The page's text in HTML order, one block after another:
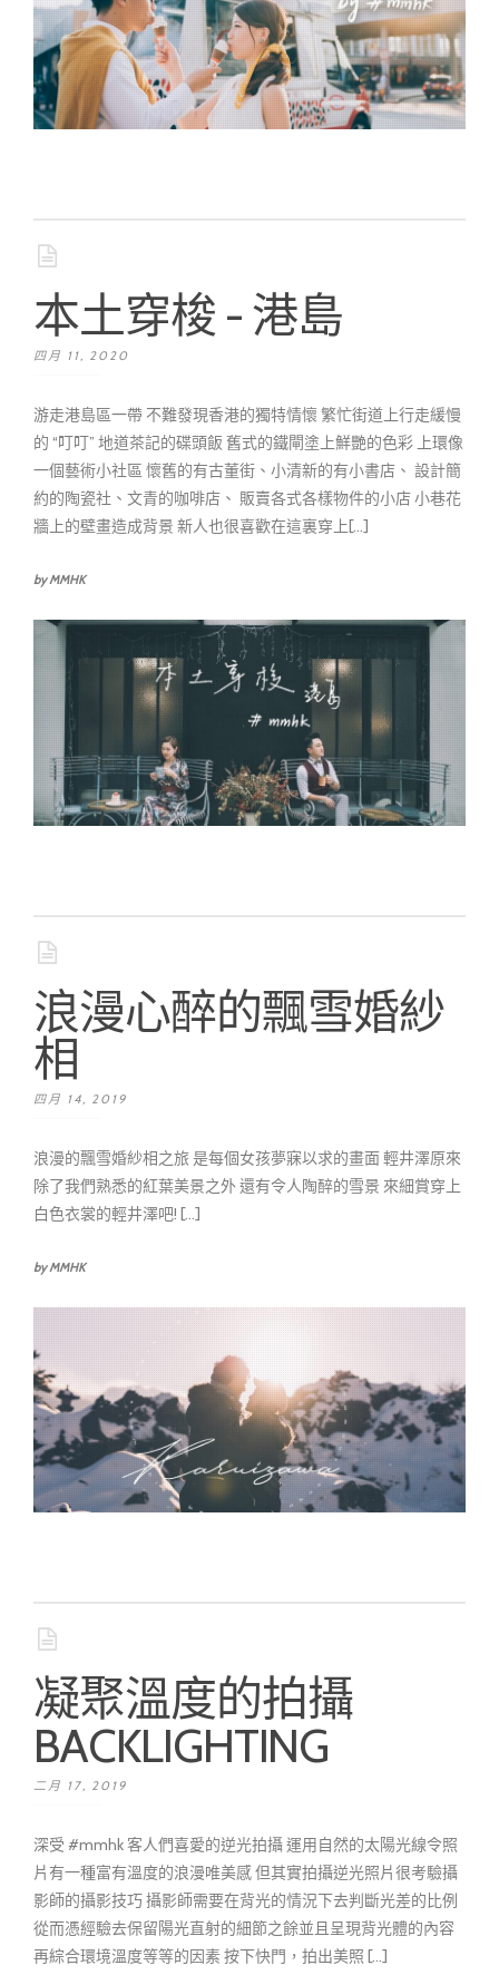
本土穿梭 - 港島
四月 11, 2020
游走港島區一帶 不難發現香港的獨特情懷 繁忙街道上行走緩慢
的 “叮叮” 地道茶記的碟頭飯 舊式的鐵閘塗上鮮艷的色彩 上環像
一個藝術小社區 懷舊的有古董街、小清新的有小書店、 設計簡
約的陶瓷社、文青的咖啡店、 販賣各式各樣物件的小店 小巷花
牆上的壁畫造成背景 新人也很喜歡在這裏穿上[...]
by MMHK
浪漫心醉的飄雪婚紗
相
四月 14, 2019
浪漫的飄雪婚紗相之旅 是每個女孩夢寐以求的畫面 輕井澤原來
除了我們熟悉的紅葉美景之外 還有令人陶醉的雪景 來細賞穿上
白色衣裳的輕井澤吧! [...]
by MMHK
凝聚溫度的拍攝
BACKLIGHTING
二月 17, 2019
深受 #mmhk 客人們喜愛的逆光拍攝 運用自然的太陽光線令照
片有一種富有溫度的浪漫唯美感 但其實拍攝逆光照片很考驗攝
影師的攝影技巧 攝影師需要在背光的情況下去判斷光差的比例
從而憑經驗去保留陽光直射的細節之餘並且呈現背光體的內容
再綜合環境溫度等等的因素 按下快門，拍出美照 [...]